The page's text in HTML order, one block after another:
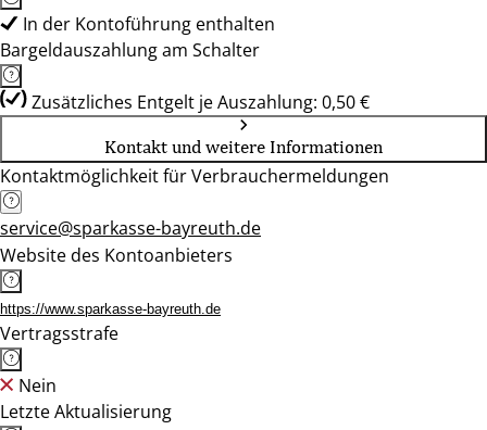
In der Kontoführung enthalten
Bargeldauszahlung am Schalter
Zusätzliches Entgelt je Auszahlung: 0,50 €
Kontakt und weitere Informationen
Kontaktmöglichkeit für Verbrauchermeldungen
service@sparkasse-bayreuth.de
Website des Kontoanbieters
https://www.sparkasse-bayreuth.de
Vertragsstrafe
Nein
Letzte Aktualisierung